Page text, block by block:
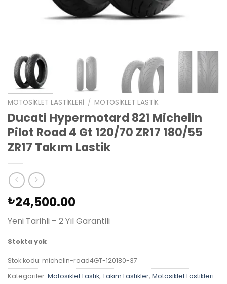
MOTOSIKLET LASTIKLERI / MOTOSIKLET LASTIK
Ducati Hypermotard 821 Michelin
Pilot Road 4 Gt 120/70 ZR17 180/55
ZR17 Takım Lastik
₺24,500.00
Yeni Tarihli – 2 Yıl Garantili
Stokta yok
Stok kodu: michelin-road4GT-120180-37
Kategoriler: Motosiklet Lastik, Takım Lastikler, Motosiklet Lastikleri